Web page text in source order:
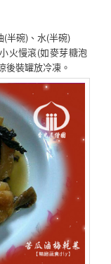
(半碗)、水(半碗)
火慢滾(如麥芽糖泡
後裝罐放冷凍。